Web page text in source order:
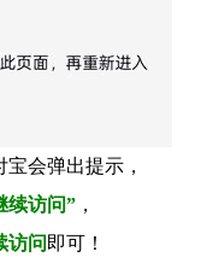
会弹出提示，
续访问” ，
访问 即可！